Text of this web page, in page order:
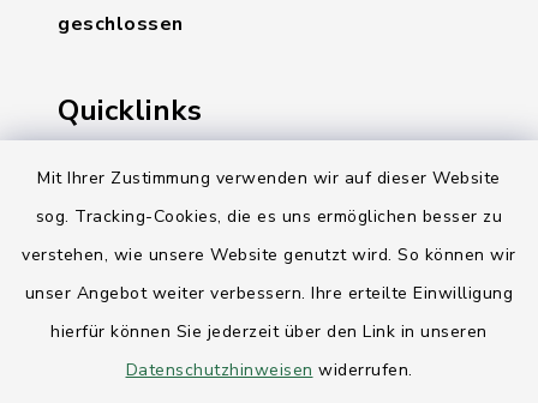
Mit Ihrer Zustimmung verwenden wir auf dieser Website
sog. Tracking-Cookies, die es uns ermöglichen besser zu
verstehen, wie unsere Website genutzt wird. So können wir
unser Angebot weiter verbessern. Ihre erteilte Einwilligung
hierfür können Sie jederzeit über den Link in unseren
Datenschutzhinweisen widerrufen.
geschlossen
Quicklinks
Ihre Behördennummer 115
Landesregierung Schleswig-Holstein
AktivRegion Mittelholstein